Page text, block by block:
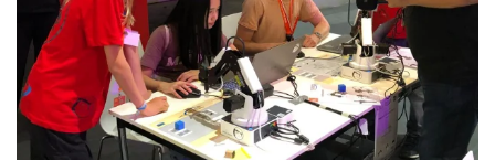
Anschauen....